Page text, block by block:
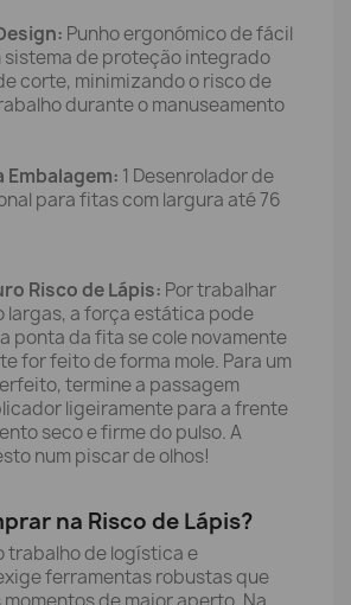
Punho ergonómico de fácil
de proteção integrado
corte, minimizando o risco de
durante o manuseamento
1 Desenrolador de
para fitas com largura até 76
Risco de Lápis: Por trabalhar
largas, a força estática pode
ponta da fita se cole novamente
for feito de forma mole. Para um
termine a passagem
ligeiramente para a frente
seco e firme do pulso. A
num piscar de olhos!
na Risco de Lápis?
trabalho de logística e
ferramentas robustas que